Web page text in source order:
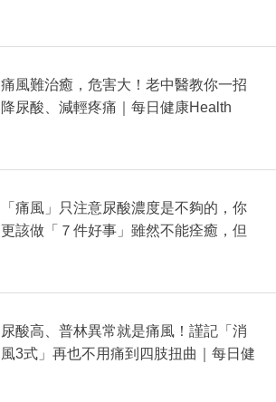
痛風難治癒，危害大！老中醫教你一招
降尿酸、減輕疼痛｜每日健康Health
「痛風」只注意尿酸濃度是不夠的，你
更該做「７件好事」雖然不能痊癒，但
尿酸高、普林異常就是痛風！謹記「消
風3式」再也不用痛到四肢扭曲｜每日健